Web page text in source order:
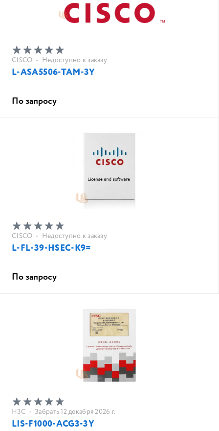
CISCO • Недоступно к заказу
L-ASA5506-TAM-3Y
По запросу
CISCO • Недоступно к заказу
L-FL-39-HSEC-K9=
По запросу
H3C • Забрать 12 декабря 2026 г.
LIS-F1000-ACG3-3Y